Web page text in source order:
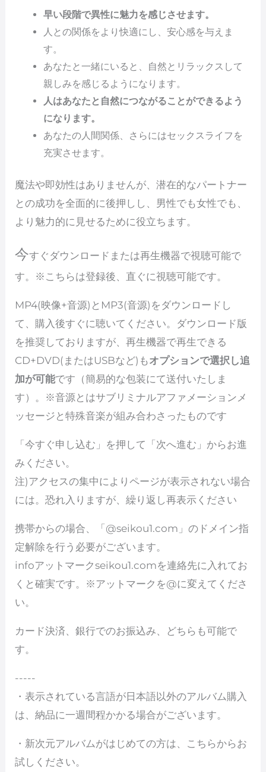
早い段階で異性に魅力を感じさせます。
人との関係をより快適にし、安心感を与えま
す。
あなたと一緒にいると、自然とリラックスして
親しみを感じるようになります。
人はあなたと自然につながることができるよう
になります。
あなたの人間関係、さらにはセックスライフを
充実させます。
魔法や即効性はありませんが、潜在的なパートナー
との成功を全面的に後押しし、男性でも女性でも、
より魅力的に見せるために役立ちます。
今すぐダウンロードまたは再生機器で視聴可能で
す。※こちらは登録後、直ぐに視聴可能です。
MP4(映像+音源)とMP3(音源)をダウンロードし
て、購入後すぐに聴いてください。ダウンロード版
を推奨しておりますが、再生機器で再生できる
CD+DVD(またはUSBなど)もオプションで選択し追
加が可能です（簡易的な包装にて送付いたしま
す）。※音源とはサブリミナルアファメーションメ
ッセージと特殊音楽が組み合わさったものです
「今すぐ申し込む」を押して「次へ進む」からお進
みください。
注)アクセスの集中によりページが表示されない場合
には。恐れ入りますが、繰り返し再表示ください
携帯からの場合、「@seikou1.com」のドメイン指
定解除を行う必要がございます。
infoアットマークseikou1.comを連絡先に入れてお
くと確実です。※アットマークを@に変えてくださ
い。
カード決済、銀行でのお振込み、どちらも可能で
す。
-----
・表示されている言語が日本語以外のアルバム購入
は、納品に一週間程かかる場合がございます。
・新次元アルバムがはじめての方は、こちらからお
試しください。